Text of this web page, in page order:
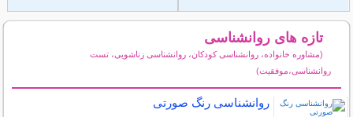
تازه های روانشناسی
(مشاوره خانواده، روانشناسی کودکان، روانشناسی زناشویی، تست
روانشناسی،موفقیت)
روانشناسی رنگ صورتی